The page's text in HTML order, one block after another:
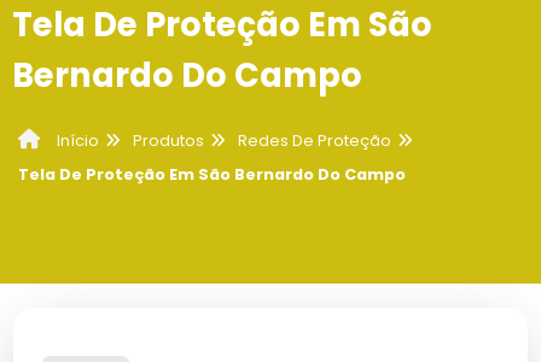
Quem Somos
Cobertura Sombrite Campinas
Anuncie
Tela De Proteção Em São
Bernardo Do Campo
Início Produtos
Redes De Proteção
Tela De Proteção Em São Bernardo Do Campo